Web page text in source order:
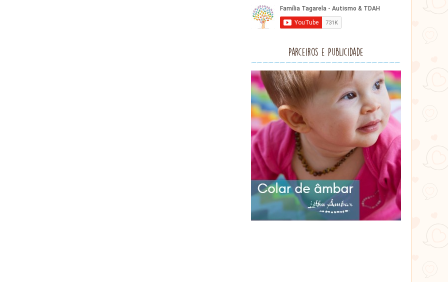
Parceiros e Publicidade
Lithu
âmbar